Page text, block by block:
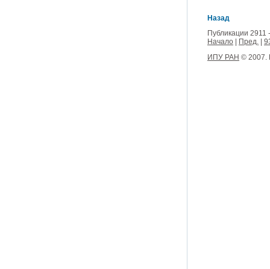
Назад
Публикации 2911
Начало
Пред.
ИПУ РАН © 2007.